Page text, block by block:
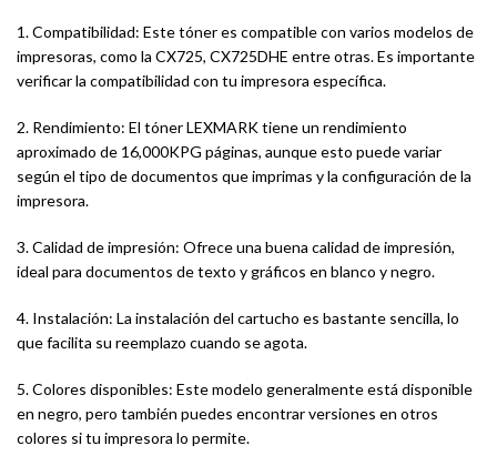
1. Compatibilidad: Este tóner es compatible con varios modelos de
impresoras, como la CX725, CX725DHE entre otras. Es importante
verificar la compatibilidad con tu impresora específica.
2. Rendimiento: El tóner LEXMARK tiene un rendimiento
aproximado de 16,000KPG páginas, aunque esto puede variar
según el tipo de documentos que imprimas y la configuración de la
impresora.
3. Calidad de impresión: Ofrece una buena calidad de impresión,
ideal para documentos de texto y gráficos en blanco y negro.
4. Instalación: La instalación del cartucho es bastante sencilla, lo
que facilita su reemplazo cuando se agota.
5. Colores disponibles: Este modelo generalmente está disponible
en negro, pero también puedes encontrar versiones en otros
colores si tu impresora lo permite.